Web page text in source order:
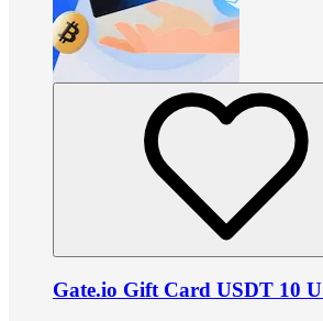
Gate.io Gift Card USDT 10